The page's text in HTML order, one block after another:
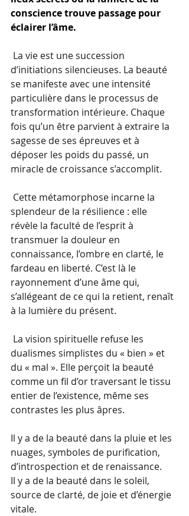
conscience trouve passage pour
éclairer l’âme.
La vie est une succession
d’initiations silencieuses. La beauté
se manifeste avec une intensité
particulière dans le processus de
transformation intérieure. Chaque
fois qu’un être parvient à extraire la
sagesse de ses épreuves et à
déposer les poids du passé, un
miracle de croissance s’accomplit.
Cette métamorphose incarne la
splendeur de la résilience : elle
révèle la faculté de l’esprit à
transmuer la douleur en
connaissance, l’ombre en clarté, le
fardeau en liberté. C’est là le
rayonnement d’une âme qui,
s’allégeant de ce qui la retient, renaît
à la lumière du présent.
La vision spirituelle refuse les
dualismes simplistes du « bien » et
du « mal ». Elle perçoit la beauté
comme un fil d’or traversant le tissu
entier de l’existence, même ses
contrastes les plus âpres.
Il y a de la beauté dans la pluie et les
nuages, symboles de purification,
d’introspection et de renaissance.
Il y a de la beauté dans le soleil,
source de clarté, de joie et d’énergie
vitale.